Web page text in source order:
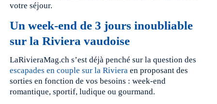
votre séjour.
Un week-end de 3 jours inoubliable
sur la Riviera vaudoise
LaRivieraMag.ch s’est déjà penché sur la question des
escapades en couple sur la Riviera en proposant des
sorties en fonction de vos besoins : week-end
romantique, sportif, ludique ou gourmand.